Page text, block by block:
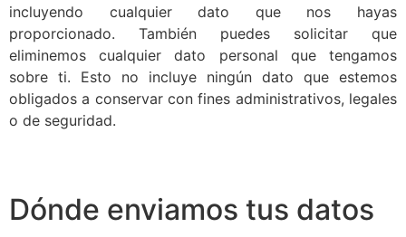
incluyendo cualquier dato que nos hayas
proporcionado. También puedes solicitar que
eliminemos cualquier dato personal que tengamos
sobre ti. Esto no incluye ningún dato que estemos
obligados a conservar con fines administrativos, legales
o de seguridad.
Dónde enviamos tus datos